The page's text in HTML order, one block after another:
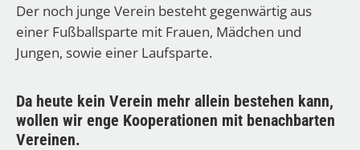
Der noch junge Verein besteht gegenwärtig aus
einer Fußballsparte mit Frauen, Mädchen und
Jungen, sowie einer Laufsparte.
Da heute kein Verein mehr allein bestehen kann,
wollen wir enge Kooperationen mit benachbarten
Vereinen.